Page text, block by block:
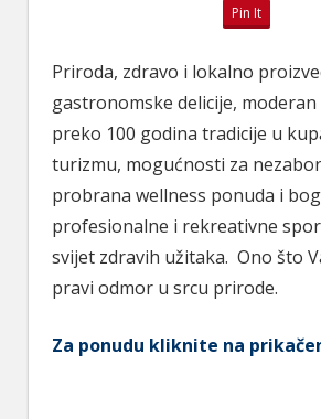
Pin It
Priroda, zdravo i lokalno
gastronomske delicije, moderan
preko 100 godina tradicije u
turizmu, mogućnosti za
probrana wellness ponuda i
profesionalne i rekreativne
svijet zdravih užitaka. Ono što
pravi odmor u srcu prirode.
Za ponudu kliknite na